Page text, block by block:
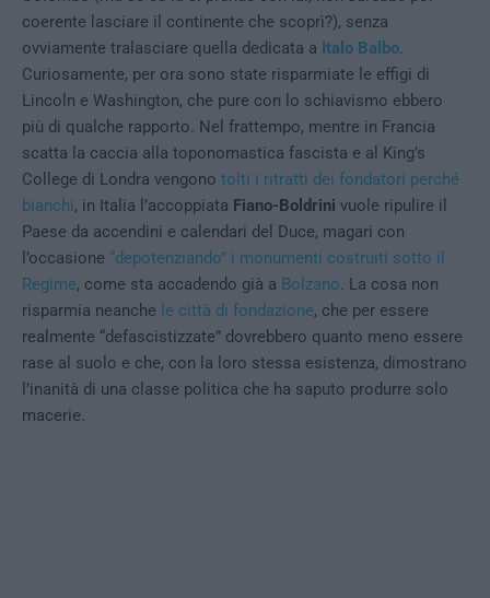
coerente lasciare il continente che scoprì?), senza
ovviamente tralasciare quella dedicata a Italo Balbo.
Curiosamente, per ora sono state risparmiate le effigi di
Lincoln e Washington, che pure con lo schiavismo ebbero
più di qualche rapporto. Nel frattempo, mentre in Francia
scatta la caccia alla toponomastica fascista e al King’s
College di Londra vengono tolti i ritratti dei fondatori perché
bianchi, in Italia l’accoppiata Fiano-Boldrini vuole ripulire il
Paese da accendini e calendari del Duce, magari con
l’occasione “depotenziando” i monumenti costruiti sotto il
Regime, come sta accadendo già a Bolzano. La cosa non
risparmia neanche le città di fondazione, che per essere
realmente “defascistizzate” dovrebbero quanto meno essere
rase al suolo e che, con la loro stessa esistenza, dimostrano
l’inanità di una classe politica che ha saputo produrre solo
macerie.